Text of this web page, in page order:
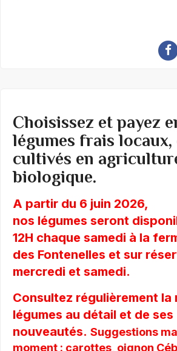
Choisissez et payez
légumes frais locaux,
cultivés en
biologique.
A partir du 6 juin 2026,
nos légumes seront
12H chaque samedi à la
des Fontenelles et sur
mercredi et samedi.
Consultez régulièrement la
légumes au détail et de ses
nouveautés.Suggestions
moment : carottes, oignon